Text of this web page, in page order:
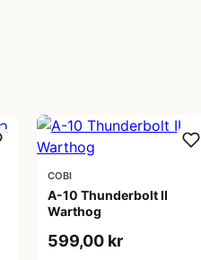
COBI
A-10 Thunderbolt II
Warthog
599,00 kr